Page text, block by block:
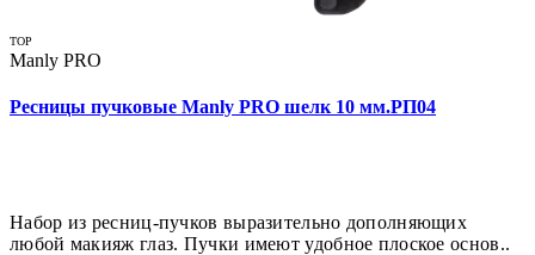
TOP
Manly PRO
Ресницы пучковые Manly PRO шелк 10 мм.РП04
Набор из ресниц-пучков выразительно дополняющих
любой макияж глаз. Пучки имеют удобное плоское основ..